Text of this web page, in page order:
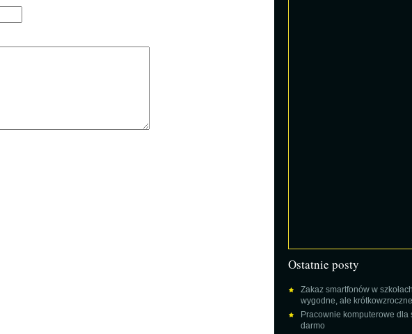
Ostatnie posty
Zakaz smartfonów w
wygodne, ale krótkowzroczne
Pracownie komputerowe dla
darmo